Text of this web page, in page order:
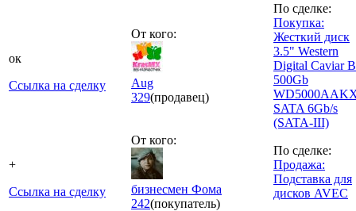
ок
Ссылка на сделку
От кого:
Aug
329(продавец)
По сделке:
Покупка:
Жесткий диск
3.5" Western
Digital Caviar
500Gb
SATA 6Gb/s
(SATA-III)
+
Ссылка на сделку
От кого:
бизнесмен Фома
242(покупатель)
По сделке:
Продажа:
Подставка для
дисков AVEC